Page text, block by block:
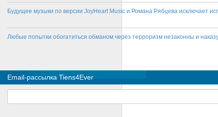
Будущее музыки по версии JoyHeart Music и Романа Рябцева исключает
Любые попытки обогатиться обманом через терроризм незаконны и
Email-рассылка Tiens4Ever